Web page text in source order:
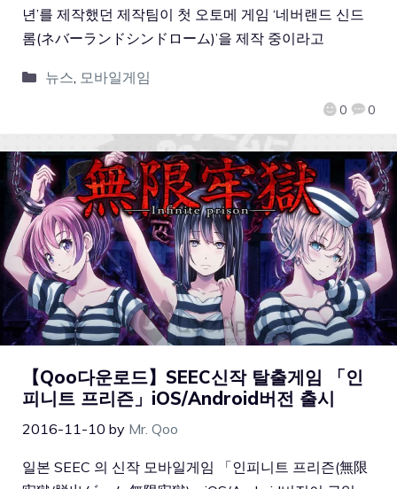
0 0
년’를 제작했던 제작팀이 첫 오토메 게임 ‘네버랜드 신드
롬(ネバーランドシンドローム)’을 제작 중이라고
뉴스 모바일게임
【Qoo다운로드】SEEC신작 탈출게임 「인
피니트 프리즌」iOS/Android버전 출시
2016-11-10 by Mr. Qoo
일본 SEEC 의 신작 모바일게임 「인피니트 프리즌(無限